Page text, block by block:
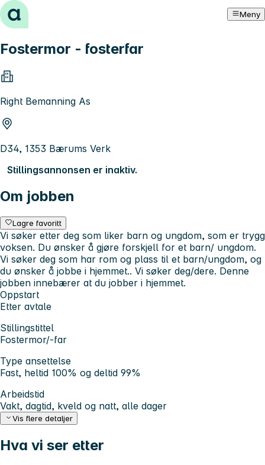
Hopp til innhold Meny
Fostermor - fosterfar
Right Bemanning As
D34, 1353 Bærums Verk
Stillingsannonsen er inaktiv.
Om jobben
Lagre favoritt
Vi søker etter deg som liker barn og ungdom, som er trygg
voksen. Du ønsker å gjøre forskjell for et barn/ ungdom.
Vi søker deg som har rom og plass til et barn/ungdom, og
du ønsker å jobbe i hjemmet.. Vi søker deg/dere. Denne
jobben innebærer at du jobber i hjemmet.
Oppstart
Etter avtale
Stillingstittel
Fostermor/-far
Type ansettelse
Fast, heltid 100% og deltid 99%
Arbeidstid
Vakt, dagtid, kveld og natt, alle dager
Vis flere detaljer
Hva vi ser etter